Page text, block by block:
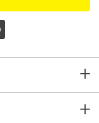
+
encontrarás
preparaciones ¡Ideales+